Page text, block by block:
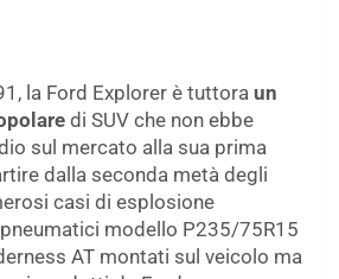
la Ford Explorer è tuttora un
di SUV che non ebbe
sul mercato alla sua prima
dalla seconda metà degli
casi di esplosione
modello P235/75R15
AT montati sul veicolo ma